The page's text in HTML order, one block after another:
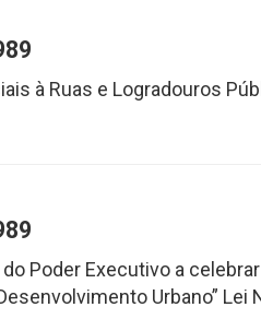
à Ruas e Logradouros
Poder Executivo a
Urbano” Lei